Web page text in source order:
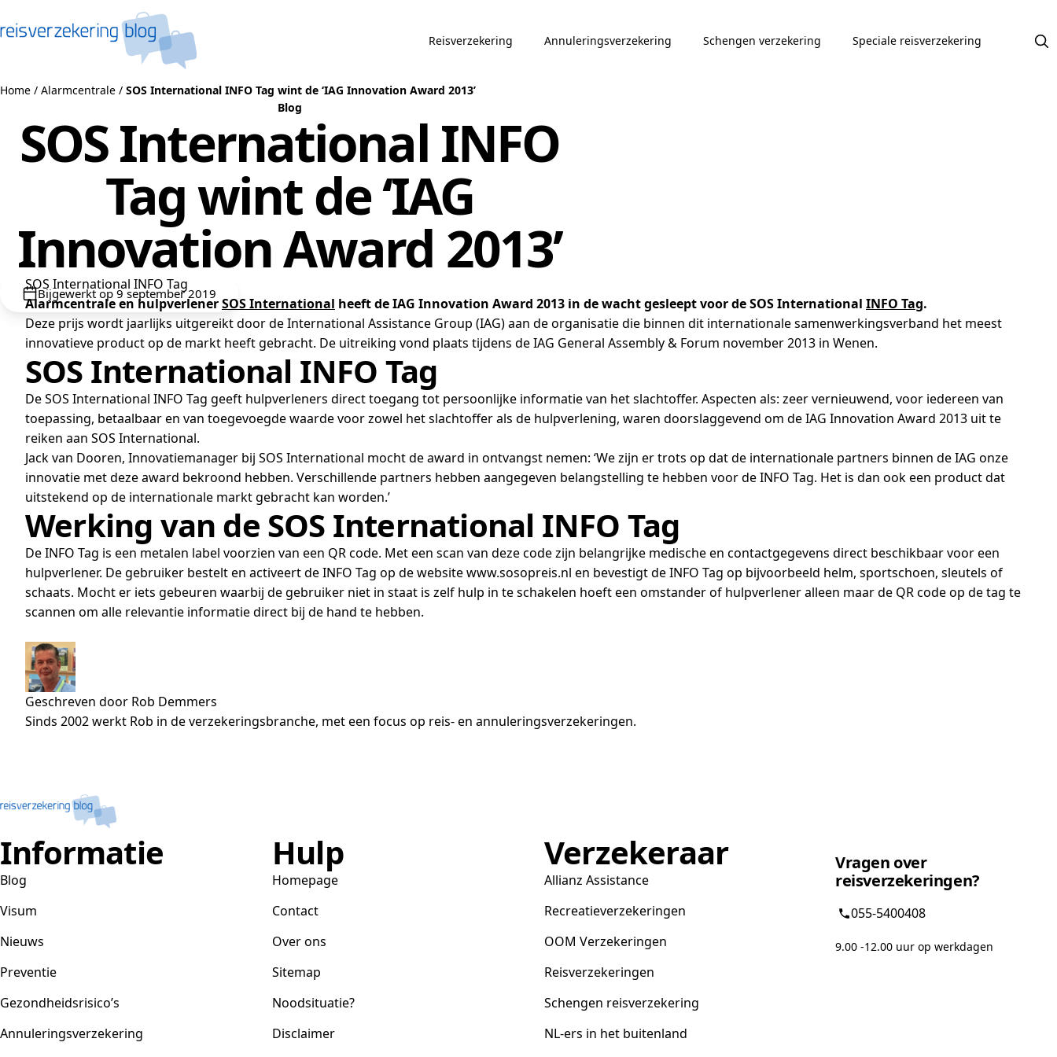
Reisverzekering Annuleringsverzekering Schengen verzekering Speciale reisverzekering
Home / Alarmcentrale / SOS International INFO Tag wint de ‘IAG Innovation Award 2013’
Blog
SOS International INFO
Tag wint de ‘IAG
Innovation Award 2013’
Bijgewerkt op 9 september 2019
SOS International INFO Tag
Alarmcentrale en hulpverlenerSOS International heeft de IAG Innovation Award 2013 in de wacht gesleept voor de SOS International INFO Tag.
Deze prijs wordt jaarlijks uitgereikt door de International Assistance Group (IAG) aan de organisatie die binnen dit internationale samenwerkingsverband het meest
innovatieve product op de markt heeft gebracht. De uitreiking vond plaats tijdens de IAG General Assembly & Forum november 2013 in Wenen.
SOS International INFO Tag
De SOS International INFO Tag geeft hulpverleners direct toegang tot persoonlijke informatie van het slachtoffer. Aspecten als: zeer vernieuwend, voor iedereen van
toepassing, betaalbaar en van toegevoegde waarde voor zowel het slachtoffer als de hulpverlening, waren doorslaggevend om de IAG Innovation Award 2013 uit te
reiken aan SOS International.
Jack van Dooren, Innovatiemanager bij SOS International mocht de award in ontvangst nemen: ‘We zijn er trots op dat de internationale partners binnen de IAG onze
innovatie met deze award bekroond hebben. Verschillende partners hebben aangegeven belangstelling te hebben voor de INFO Tag. Het is dan ook een product dat
uitstekend op de internationale markt gebracht kan worden.’
Werking van de SOS International INFO Tag
De INFO Tag is een metalen label voorzien van een QR code. Met een scan van deze code zijn belangrijke medische en contactgegevens direct beschikbaar voor een
hulpverlener. De gebruiker bestelt en activeert de INFO Tag op de website www.sosopreis.nl en bevestigt de INFO Tag op bijvoorbeeld helm, sportschoen, sleutels of
schaats. Mocht er iets gebeuren waarbij de gebruiker niet in staat is zelf hulp in te schakelen hoeft een omstander of hulpverlener alleen maar de QR code op de tag te
scannen om alle relevantie informatie direct bij de hand te hebben.
Geschreven door Rob Demmers
Sinds 2002 werkt Rob in de verzekeringsbranche, met een focus op reis- en annuleringsverzekeringen.
Informatie
Blog
Visum
Nieuws
Preventie
Gezondheidsrisico’s
Annuleringsverzekering
Hulp
Homepage
Contact
Over ons
Sitemap
Noodsituatie?
Disclaimer
Verzekeraar
Allianz Assistance
Recreatieverzekeringen
OOM Verzekeringen
Reisverzekeringen
Schengen reisverzekering
NL-ers in het buitenland
Vragen over
reisverzekeringen?
055-5400408
9.00 -12.00 uur op werkdagen